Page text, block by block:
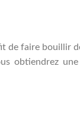
faire bouillir
obtiendrez